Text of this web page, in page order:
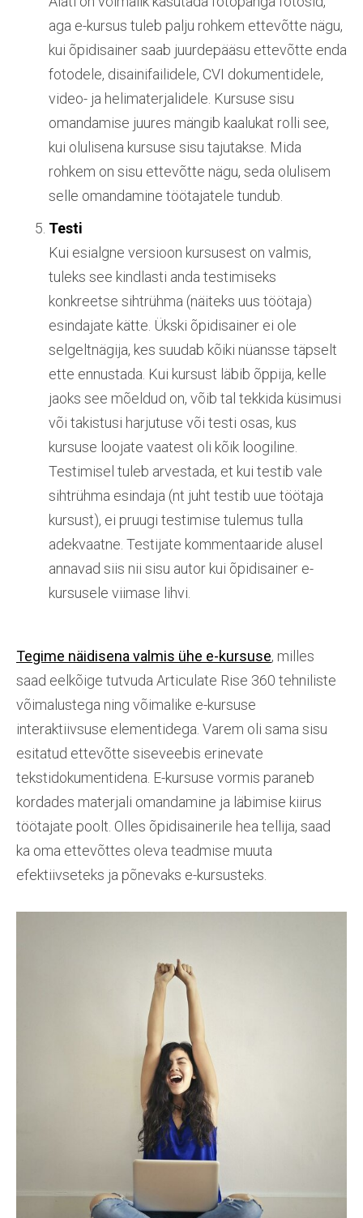
aga e-kursus tuleb palju rohkem ettevõtte nägu,
kui õpidisainer saab juurdepääsu ettevõtte enda
fotodele, disainifailidele, CVI dokumentidele,
video- ja helimaterjalidele. Kursuse sisu
omandamise juures mängib kaalukat rolli see,
kui olulisena kursuse sisu tajutakse. Mida
rohkem on sisu ettevõtte nägu, seda olulisem
selle omandamine töötajatele tundub.
Testi
Kui esialgne versioon kursusest on valmis,
tuleks see kindlasti anda testimiseks
konkreetse sihtrühma (näiteks uus töötaja)
esindajate kätte. Ükski õpidisainer ei ole
selgeltnägija, kes suudab kõiki nüansse täpselt
ette ennustada. Kui kursust läbib õppija, kelle
jaoks see mõeldud on, võib tal tekkida küsimusi
või takistusi harjutuse või testi osas, kus
kursuse loojate vaatest oli kõik loogiline.
Testimisel tuleb arvestada, et kui testib vale
sihtrühma esindaja (nt juht testib uue töötaja
kursust), ei pruugi testimise tulemus tulla
adekvaatne. Testijate kommentaaride alusel
annavad siis nii sisu autor kui õpidisainer e-
kursusele viimase lihvi.
Tegime näidisena valmis ühe e-kursuse, milles
saad eelkõige tutvuda Articulate Rise 360 tehniliste
võimalustega ning võimalike e-kursuse
interaktiivsuse elementidega. Varem oli sama sisu
esitatud ettevõtte siseveebis erinevate
tekstidokumentidena. E-kursuse vormis paraneb
kordades materjali omandamine ja läbimise kiirus
töötajate poolt. Olles õpidisainerile hea tellija, saad
ka oma ettevõttes oleva teadmise muuta
efektiivseteks ja põnevaks e-kursusteks.